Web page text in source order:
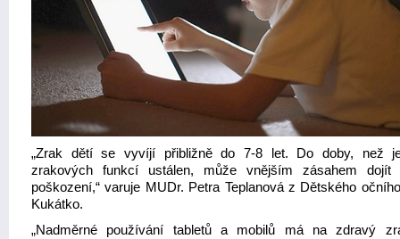
„Zrak dětí se vyvíjí přibližně do 7-8 let. Do doby, než
zrakových funkcí ustálen, může vnějším zásahem
poškození,“ varuje MUDr. Petra Teplanová z Dětského
Kukátko.
„Nadměrné používání tabletů a mobilů má na zdravý